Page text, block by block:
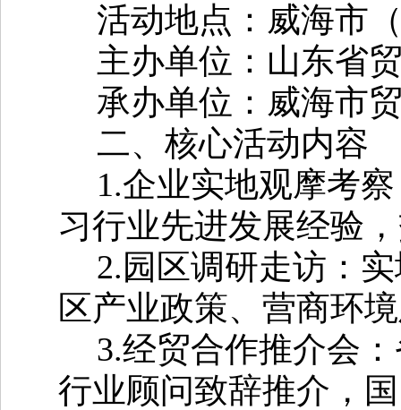
活动地点：威海市
主办单位 ： 山东省
承办单位 ： 威海市
二、核心活动内容
1.企业实地观摩考
习行业先进发展经验
2. 园区调研走访：
区产业政策、营商环
3.经贸合作推介会
行业顾问致辞推介，